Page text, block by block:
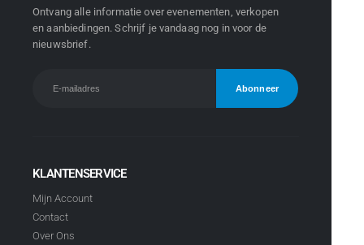
Ontvang alle informatie over evenementen, verkopen
en aanbiedingen. Schrijf je vandaag nog in voor de
nieuwsbrief.
KLANTENSERVICE
Mijn Account
Contact
Over Ons